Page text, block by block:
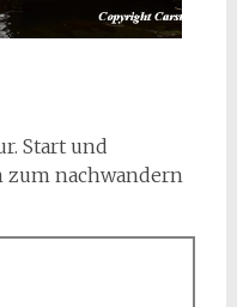
Start und
zum nachwandern